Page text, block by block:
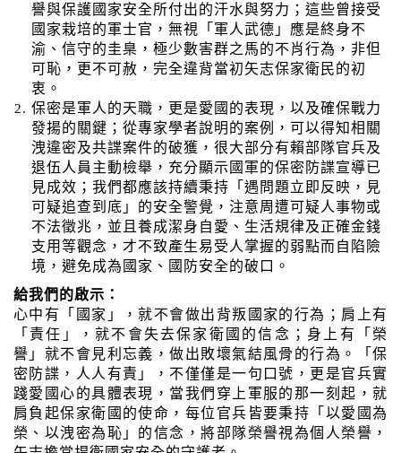
譽與保護國家安全所付出的汗水與努力；這些曾接受
國家栽培的軍士官，無視「軍人武德」應是終身不
渝、信守的圭臬，極少數害群之馬的不肖行為，非但
可恥，更不可赦，完全違背當初矢志保家衛民的初
衷。
保密是軍人的天職，更是愛國的表現，以及確保戰力
發揚的關鍵；從專家學者說明的案例，可以得知相關
洩違密及共諜案件的破獲，很大部分有賴部隊官兵及
退伍人員主動檢舉，充分顯示國軍的保密防諜宣導已
見成效；我們都應該持續秉持 「遇問題立即反映，見
可疑追查到底」的安全警覺，注意周遭可疑人事物或
不法徵兆，並且養成潔身自愛、生活規律及正確金錢
支用等觀念，才不致產生易受人掌握的弱點而自陷險
境，避免成為國家、國防安全的破口。
給我們的啟示：
心中有「國家」，就不會做出背叛國家的行為；肩上有
「責任」，就不會失去保家衛國的信念；身上有「榮
譽」就不會見利忘義，做出敗壞氣結風骨的行為。「保
密防諜，人人有責」，不僅僅是一句口號，更是官兵實
踐愛國心的具體表現，當我們穿上軍服的那一刻起，就
肩負起保家衛國的使命，每位官兵皆要秉持「以愛國為
榮、以洩密為恥」的信念，將部隊榮譽視為個人榮譽 ，